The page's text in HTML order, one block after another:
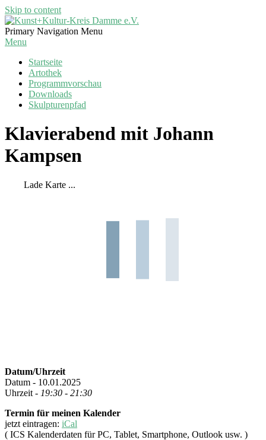
Skip to content
Kunst+Kultur-
Kreis
Primary Navigation Menu
Menu
Startseite
Artothek
Programmvorschau
Downloads
Skulpturenpfad
Klavierabend mit Johann
Kampsen
Lade Karte ...
Datum/Uhrzeit
Datum - 10.01.2025
Uhrzeit - 19:30 - 21:30
Termin für meinen Kalender
jetzt eintragen: iCal
( ICS Kalenderdaten für PC, Tablet, Smartphone, Outlook usw. )